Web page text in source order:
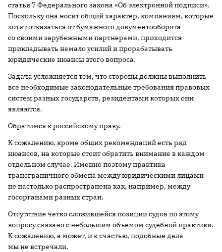
статья 7 Федерального закона «Об электронной подписи».
Поскольку она носит общий характер, компаниям, которые
хотят отказаться от бумажного документооборота
со своими зарубежными партнерами, приходится
прикладывать немало усилий и прорабатывать
юридические нюансы этого вопроса.
Задача усложняется тем, что стороны должны выполнить
все необходимые законодательные требования правовых
систем разных государств, резидентами которых они
являются.
Обратимся к российскому праву.
К сожалению, кроме общих рекомендаций есть ряд
нюансов, на которые стоит обратить внимание в каждом
отдельном случае. Именно поэтому практика
трансграничного обмена между юридическими лицами
не настолько распространена как, например, между
госорганами разных стран.
Отсутствие четко сложившейся позиции судов по этому
вопросу связано с небольшим объемом судебной практики.
К сожалению, а может, и к счастью, подобные дела
мы не встречали.